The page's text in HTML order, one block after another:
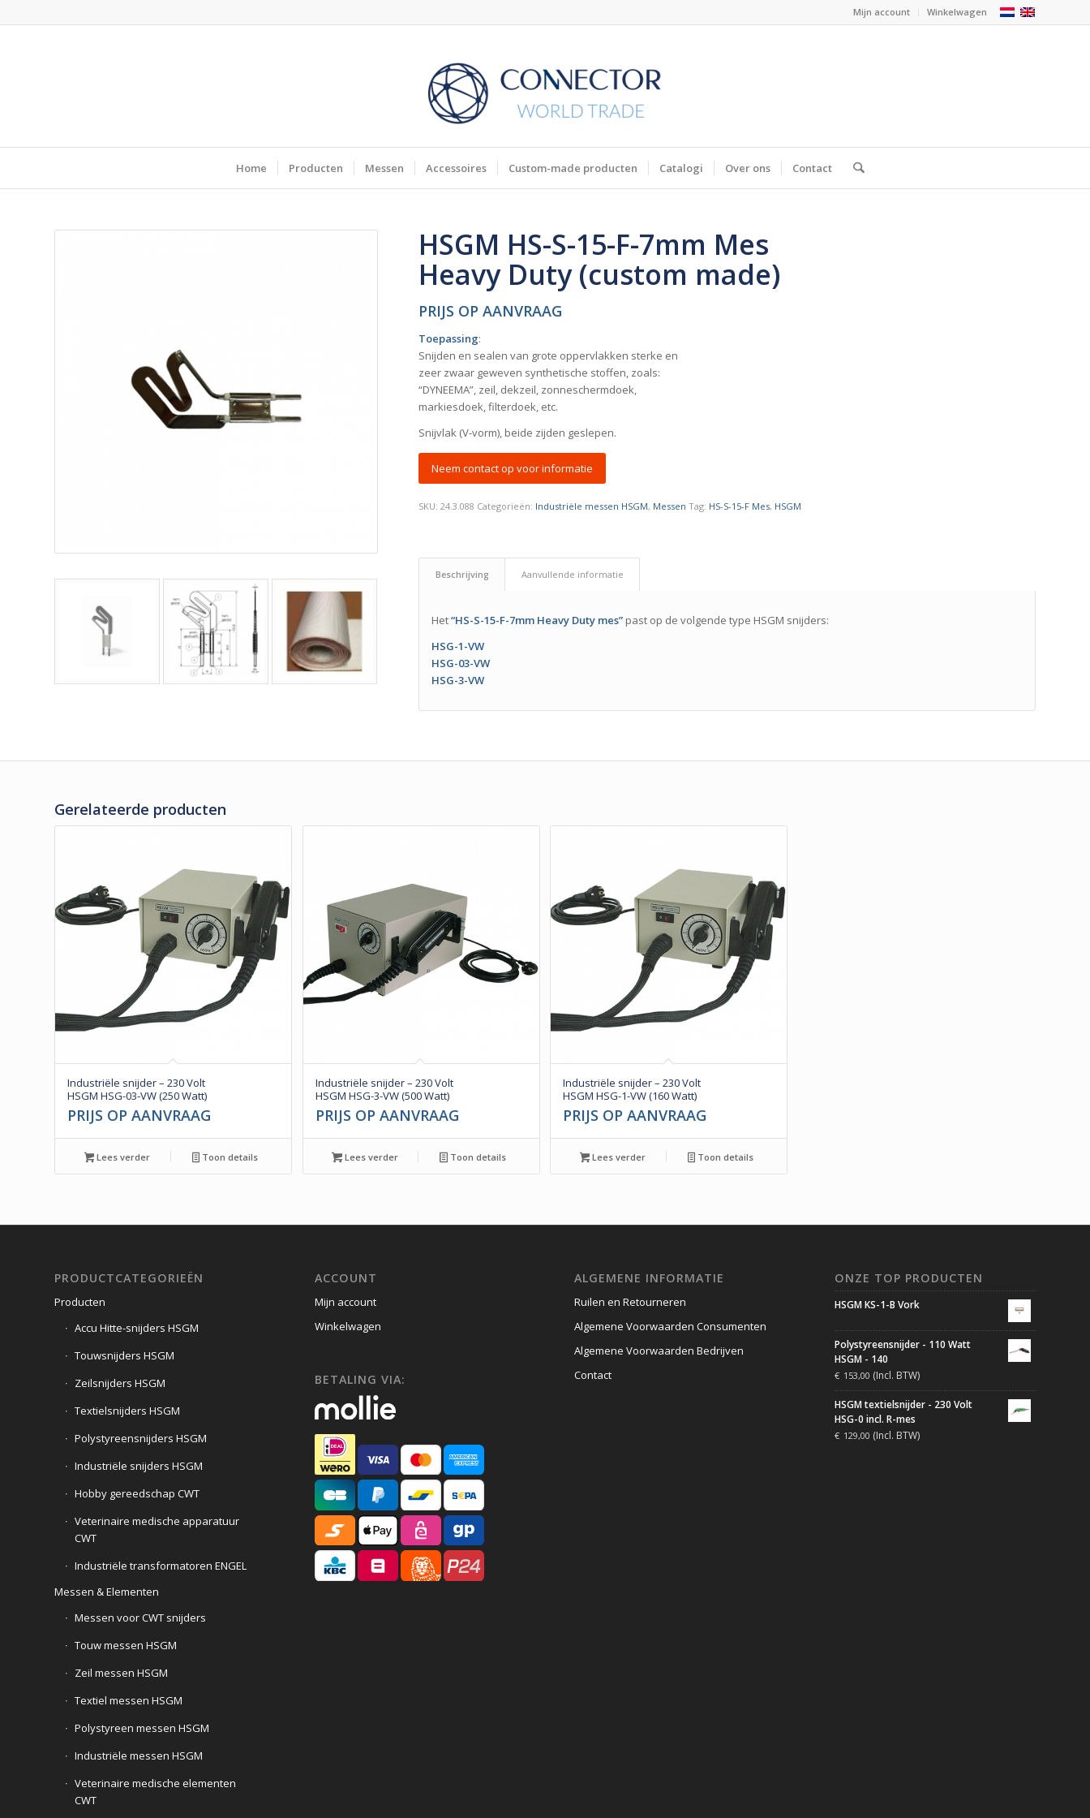
Mijn account Winkelwagen
Home Producten Messen Accessoires Custom-made producten Catalogi Over ons Contact
HSGM HS-S-15-F-7mm Mes
Heavy Duty (custom made)
PRIJS OP AANVRAAG
Toepassing:
Snijden en sealen van grote oppervlakken sterke en
zeer zwaar geweven synthetische stoffen, zoals:
“DYNEEMA”, zeil, dekzeil, zonneschermdoek,
markiesdoek, filterdoek, etc.
Snijvlak (V-vorm), beide zijden geslepen.
Neem contact op voor informatie
SKU:24.3.088 Categorieën: Industriële messen HSGM, Messen Tag: HS-S-15-F Mes, HSGM
Beschrijving Aanvullende informatie
Het“HS-S-15-F-7mm Heavy Duty mes” past op de volgende type HSGM snijders:
HSG-1-VW
HSG-03-VW
HSG-3-VW
Gerelateerde producten
Industriële snijder – 230 Volt
HSGM HSG-03-VW (250 Watt)
PRIJS OP AANVRAAG
Lees verder Toon details
Industriële snijder – 230 Volt
HSGM HSG-3-VW (500 Watt)
PRIJS OP AANVRAAG
Lees verder Toon details
Industriële snijder – 230 Volt
HSGM HSG-1-VW (160 Watt)
PRIJS OP AANVRAAG
Lees verder Toon details
PRODUCTCATEGORIEËN
Producten
Accu Hitte-snijders HSGM
Touwsnijders HSGM
Zeilsnijders HSGM
Textielsnijders HSGM
Polystyreensnijders HSGM
Industriële snijders HSGM
Hobby gereedschap CWT
Veterinaire medische apparatuur
CWT
Industriële transformatoren ENGEL
Messen & Elementen
Messen voor CWT snijders
Touw messen HSGM
Zeil messen HSGM
Textiel messen HSGM
Polystyreen messen HSGM
Industriële messen HSGM
Veterinaire medische elementen
CWT
ACCOUNT
Mijn account
Winkelwagen
BETALING VIA:
ALGEMENE INFORMATIE
Ruilen en Retourneren
Algemene Voorwaarden Consumenten
Algemene Voorwaarden Bedrijven
Contact
ONZE TOP PRODUCTEN
HSGM KS-1-B Vork
Polystyreensnijder - 110 Watt
HSGM - 140
€ 153,00 (Incl. BTW)
HSGM textielsnijder - 230 Volt
HSG-0 incl. R-mes
€ 129,00 (Incl. BTW)